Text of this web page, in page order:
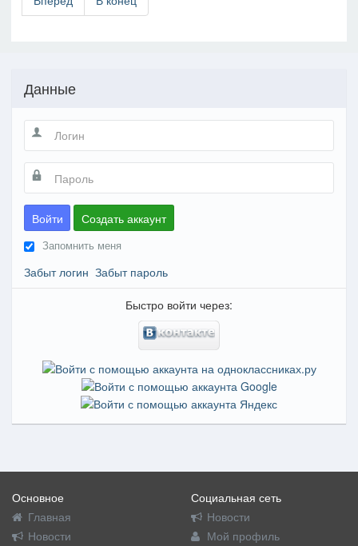
Данные
Войти Создать аккаунт
Запомнить меня
Забыт логин Забыт пароль
Быстро войти через:
Основное
Главная
Новости
Социальная сеть
Новости
Мой профиль